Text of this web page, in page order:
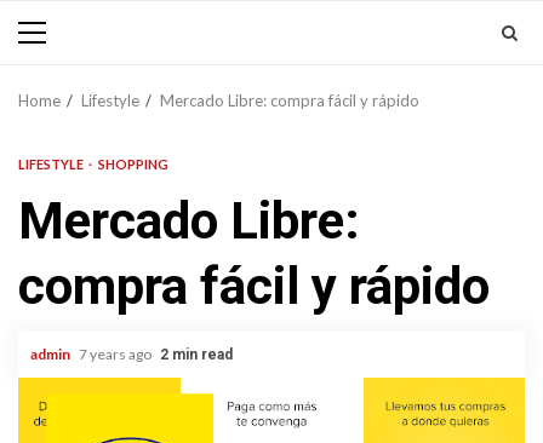
Primary
Home Lifestyle Mercado Libre: compra fácil y rápido
LIFESTYLE SHOPPING
Mercado Libre:
compra fácil y rápido
admin 7 years ago 2 min read